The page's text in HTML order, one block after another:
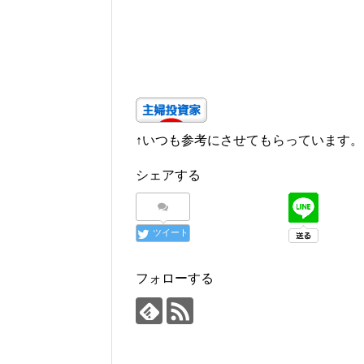
↑いつも参考にさせてもらっています。
シェアする
ツイート
フォローする